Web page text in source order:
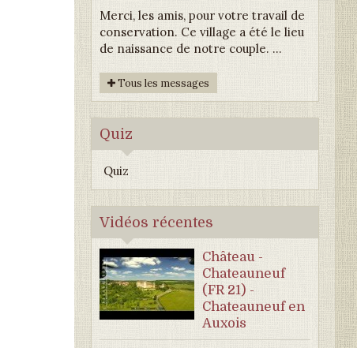
Merci, les amis, pour votre travail de
conservation. Ce village a été le lieu
de naissance de notre couple. ...
Tous les messages
Quiz
Quiz
Vidéos récentes
Château -
Chateauneuf
(FR 21) -
Chateauneuf en
Auxois